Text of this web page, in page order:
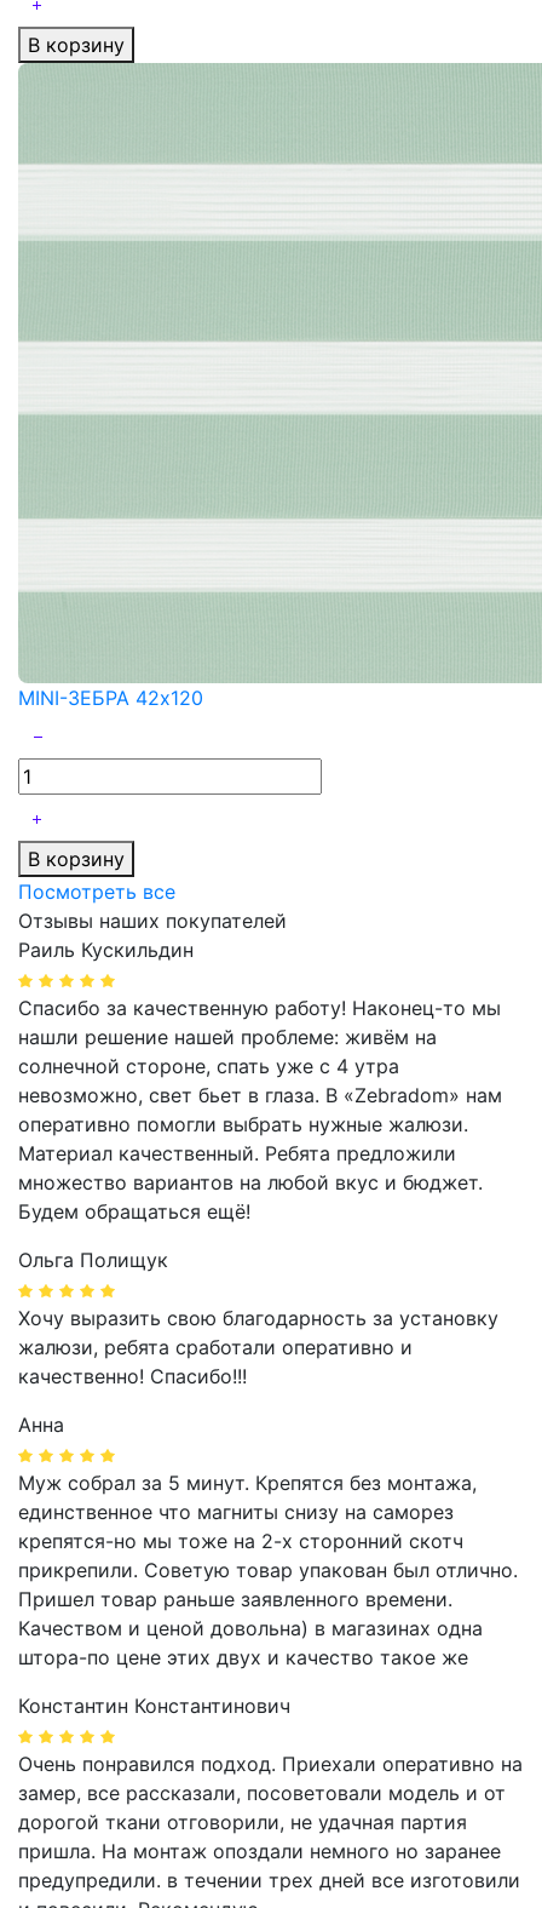
В корзину
MINI-ЗЕБРА 42x120
В корзину
Посмотреть все
Отзывы наших покупателей
Раиль Кускильдин
Спасибо за качественную работу! Наконец-то мы
нашли решение нашей проблеме: живём на
солнечной стороне, спать уже с 4 утра
невозможно, свет бьет в глаза. В «Zebradom» нам
оперативно помогли выбрать нужные жалюзи.
Материал качественный. Ребята предложили
множество вариантов на любой вкус и бюджет.
Будем обращаться ещё!
Ольга Полищук
Хочу выразить свою благодарность за установку
жалюзи, ребята сработали оперативно и
качественно! Спасибо!!!
Анна
Муж собрал за 5 минут. Крепятся без монтажа,
единственное что магниты снизу на саморез
крепятся-но мы тоже на 2-х сторонний скотч
прикрепили. Советую товар упакован был отлично.
Пришел товар раньше заявленного времени.
Качеством и ценой довольна) в магазинах одна
штора-по цене этих двух и качество такое же
Константин Константинович
Очень понравился подход. Приехали оперативно на
замер, все рассказали, посоветовали модель и от
дорогой ткани отговорили, не удачная партия
пришла. На монтаж опоздали немного но заранее
предупредили. в течении трех дней все изготовили